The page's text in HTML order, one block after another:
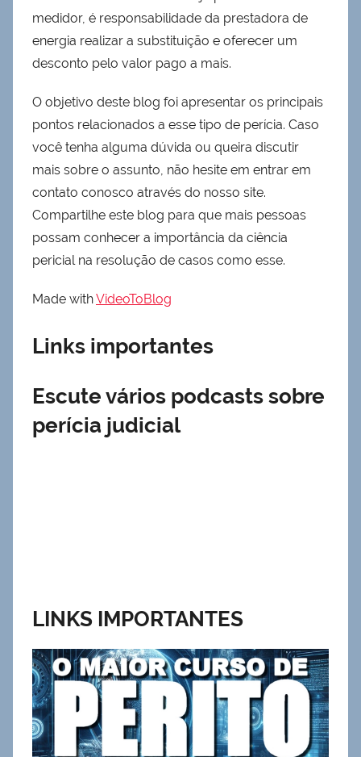
medidor, é responsabilidade da prestadora de
energia realizar a substituição e oferecer um
desconto pelo valor pago a mais.
O objetivo deste blog foi apresentar os principais
pontos relacionados a esse tipo de perícia. Caso
você tenha alguma dúvida ou queira discutir
mais sobre o assunto, não hesite em entrar em
contato conosco através do nosso site.
Compartilhe este blog para que mais pessoas
possam conhecer a importância da ciência
pericial na resolução de casos como esse.
Made withVideoToBlog
Links importantes
Escute vários podcasts sobre
perícia judicial
LINKS IMPORTANTES